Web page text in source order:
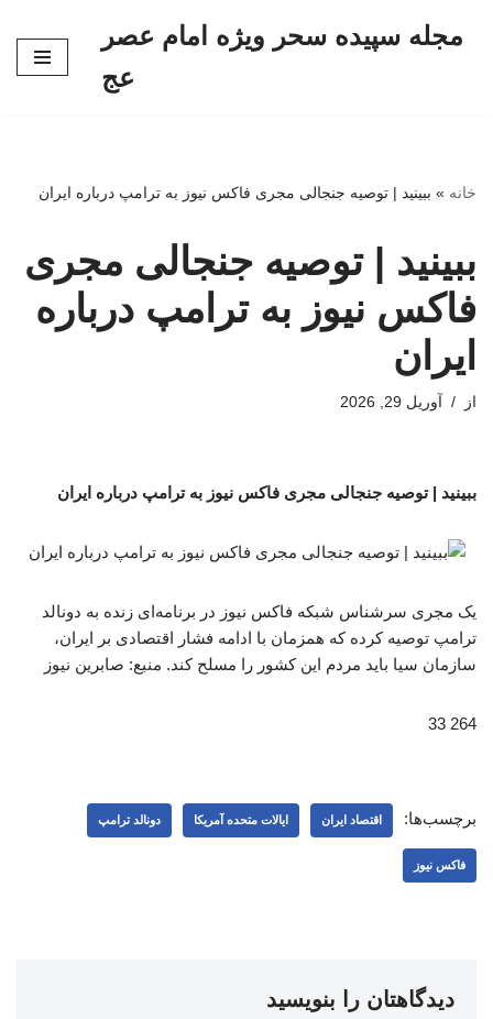
مجله سپیده سحر ویژه امام عصر
عج
خانه » ببینید | توصیه جنجالی مجری فاکس نیوز به ترامپ درباره ایران
ببینید | توصیه جنجالی مجری
فاکس نیوز به ترامپ درباره
ایران
از آوریل 29, 2026
ببینید | توصیه جنجالی مجری فاکس نیوز به ترامپ درباره ایران
یک مجری سرشناس شبکه فاکس نیوز در برنامه‌ای زنده به دونالد
ترامپ توصیه کرده که همزمان با ادامه فشار اقتصادی بر ایران،
سازمان سیا باید مردم این کشور را مسلح کند. منبع: صابرین نیوز
264 33
برچسب‌ها: اقتصاد ایران ایالات متحده آمریکا دونالد ترامپ
فاکس نیوز
دیدگاهتان را بنویسید